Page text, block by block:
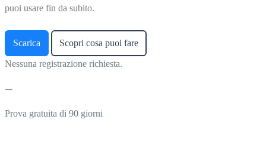
puoi usare fin da subito.
Scarica Scopri cosa puoi fare
Nessuna registrazione richiesta.
Prova gratuita di 90 giorni